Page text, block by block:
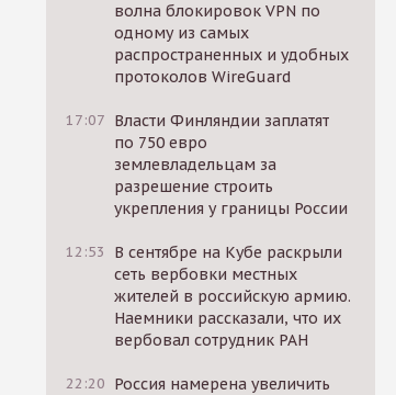
волна блокировок VPN по
одному из самых
распространенных и удобных
протоколов WireGuard
17:07 Власти Финляндии заплатят
по 750 евро
землевладельцам за
разрешение строить
укрепления у границы России
12:53
В сентябре на Кубе раскрыли
сеть вербовки местных
жителей в российскую армию.
Наемники рассказали, что их
вербовал сотрудник РАН
22:20 Россия намерена увеличить